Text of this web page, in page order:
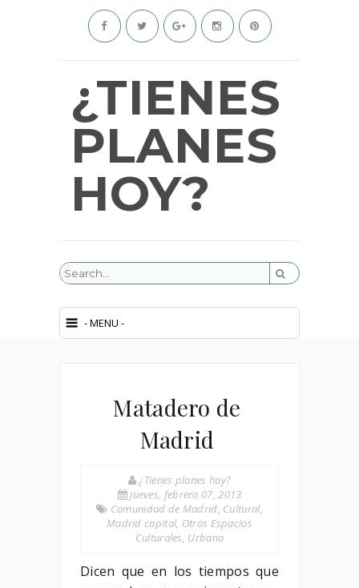
¿TIENES
PLANES
HOY?
Matadero de
Madrid
¿Tienes planes hoy?
jueves, febrero 07, 2013
Comunidad de Madrid, Cultural,
Madrid capital, Otros Espacios
Culturales, Urbano
Dicen que en los tiempos que